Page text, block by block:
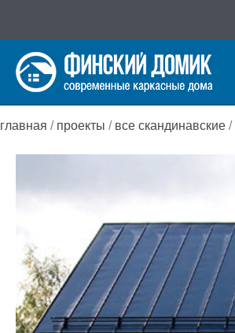
к
содержимому
главная / проекты / все скандинавские /